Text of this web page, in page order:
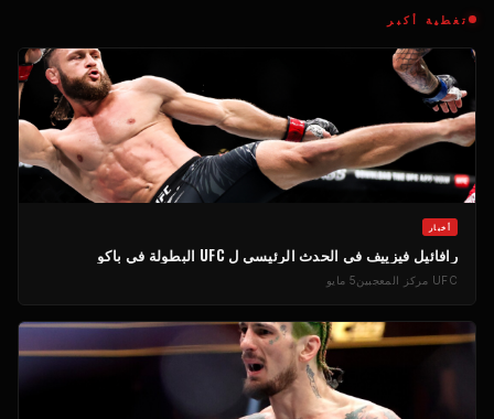
تغطية أكبر
أخبار
رافائيل فيزييف في الحدث الرئيسي ل UFC البطولة في باكو
UFC مركز المعجبين5 مايو